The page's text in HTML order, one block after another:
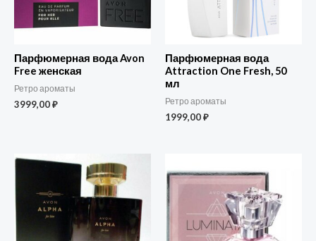
Парфюмерная вода Avon
Free женская
Ретро ароматы
3999,00₽
Парфюмерная вода
Attraction One Fresh, 50
мл
Ретро ароматы
1999,00₽